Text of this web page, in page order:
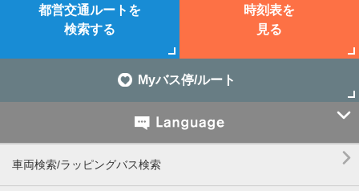
都営交通ルートを
検索する
時刻表を
見る
Myバス停/ルート

車両検索/ラッピングバス検索 